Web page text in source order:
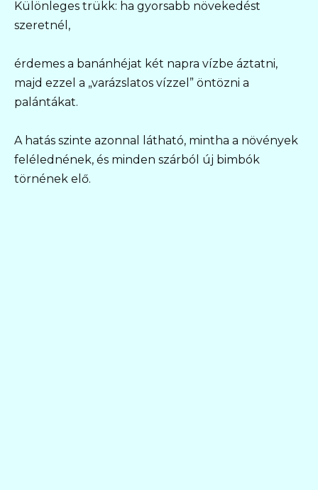
Különleges trükk: ha gyorsabb növekedést
szeretnél,
érdemes a banánhéjat két napra vízbe áztatni,
majd ezzel a „varázslatos vízzel” öntözni a
palántákat.
A hatás szinte azonnal látható, mintha a növények
felélednének, és minden szárból új bimbók
törnének elő.